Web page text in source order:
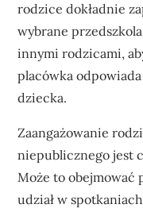
rodzice dokładnie
wybrane
innymi rodzicami,
placówka
dziecka.
Zaangażowanie
niepublicznego jest
Może to obejmować
udział w